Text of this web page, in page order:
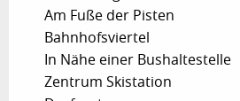
Am Fuße der Pisten
Bahnhofsviertel
In Nähe einer Bushaltestelle
Zentrum Skistation